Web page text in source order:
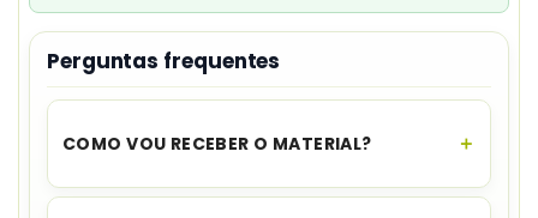
Perguntas frequentes
COMO VOU RECEBER O MATERIAL?
O acesso é instantâneo.Assim que o